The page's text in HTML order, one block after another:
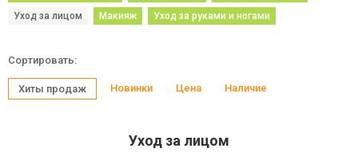
Уход за лицом
Макияж Уход за руками и ногами
Сортировать:
Хиты продаж Новинки Цена Наличие
Уход за лицом